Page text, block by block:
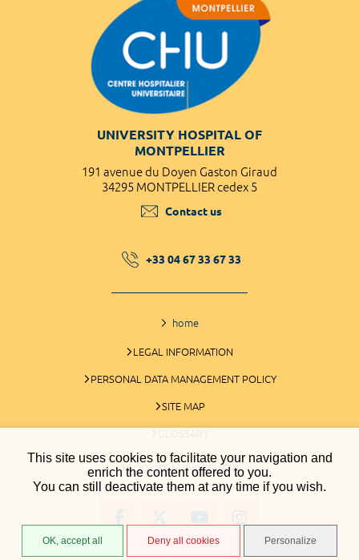
This site uses cookies to facilitate your navigation and
enrich the content offered to you.
You can still deactivate them at any time if you wish.
OK, accept all Deny all cookies Personalize
UNIVERSITY HOSPITAL OF
MONTPELLIER
191 avenue du Doyen Gaston Giraud
34295 MONTPELLIER cedex 5
Contact us
+33 04 67 33 67 33
home
LEGAL INFORMATION
PERSONAL DATA MANAGEMENT POLICY
SITE MAP
GLOSSARY
COOKIES MANAGEMENT